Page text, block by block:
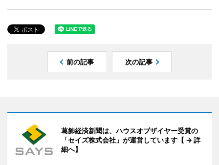
前の記事 次の記事
葛飾経済新聞は、ハウスオブザイヤー受賞の
「セイズ株式会社」が運営しています【 → 詳
細へ】